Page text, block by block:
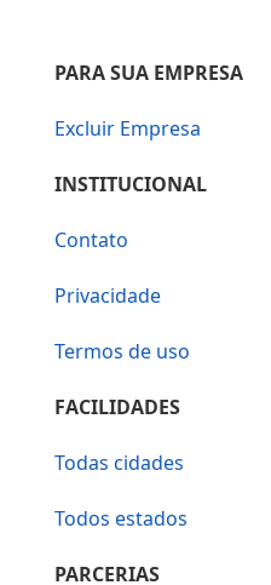
PARA SUA EMPRESA
Excluir Empresa
INSTITUCIONAL
Contato
Privacidade
Termos de uso
FACILIDADES
Todas cidades
Todos estados
PARCERIAS